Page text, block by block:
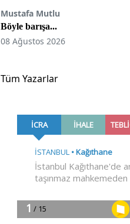
Mustafa Mutlu
Böyle barışa...
08 Ağustos 2026
Tüm Yazarlar